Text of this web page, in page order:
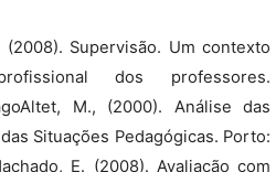
Supervisão. Um contexto
dos professores.
M., (2000). Análise das
Situações Pedagógicas. Porto:
E. (2008). Avaliação com